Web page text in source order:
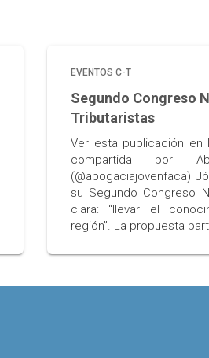
EVENTOS C-T
Segundo Congreso
Tributaristas
Ver esta publicación en
compartida por
(@abogaciajovenfaca)
su Segundo Congreso
clara: “llevar el
región”. La propuesta